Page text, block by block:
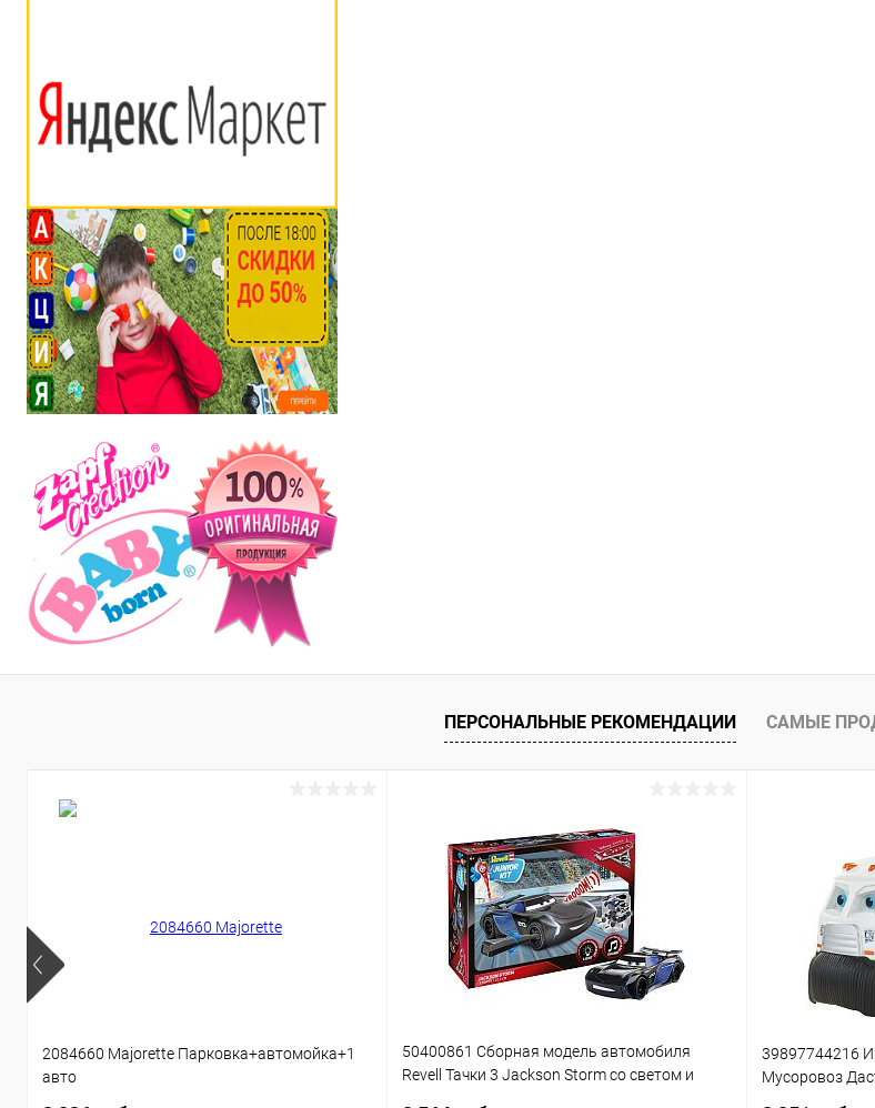
ПЕРСОНАЛЬНЫЕ РЕКОМЕНДАЦИИ САМЫЕ
2084660 Majorette Парковка+автомойка+1
авто
50400861 Сборная модель автомобиля
Revell Тачки 3 Jackson Storm со светом и
39897744216
Мусоровоз